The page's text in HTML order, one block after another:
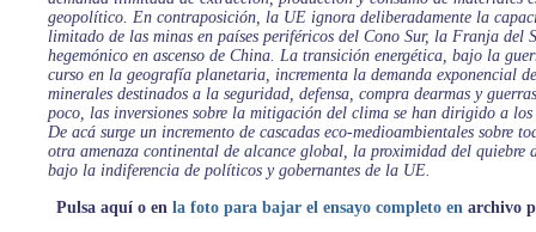
geopolítico. En contraposición, la UE ignora deliberadamente la
limitado de las minas en países periféricos del Cono Sur, la Franja del
hegemónico en ascenso de China. La transición energética, bajo la
curso en la geografía planetaria, incrementa la demanda exponencial
minerales destinados a la seguridad, defensa, compra dearmas y
poco, las inversiones sobre la mitigación del clima se han dirigido a los
De acá surge un incremento de cascadas eco-medioambientales sobre
otra amenaza continental de alcance global, la proximidad del quiebre
bajo la indiferencia de políticos y gobernantes de la UE.
Pulsa aquí o en la foto para bajar el ensayo completo en archivo